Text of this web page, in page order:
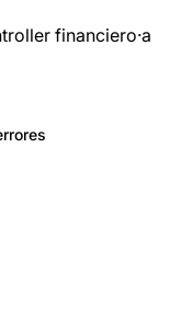
financiero·a